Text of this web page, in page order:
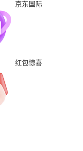
京东国际
红包惊喜